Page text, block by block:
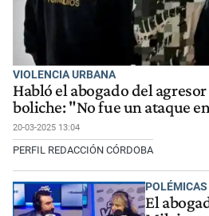
VIOLENCIA URBANA
Habló el abogado del
boliche: "No fue un ataque
20-03-2025 13:04
PERFIL REDACCIÓN CÓRDOBA
El